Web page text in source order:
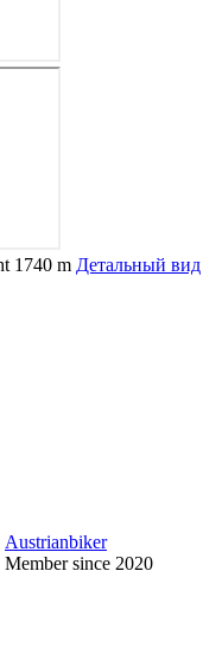
1740 m Детальный вид
Austrianbiker
Member since 2020